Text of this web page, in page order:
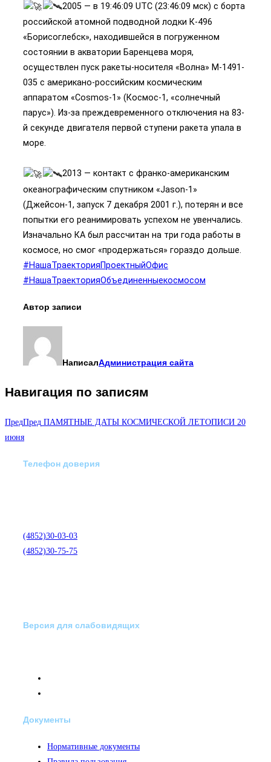
2005 — в 19:46:09 UTC (23:46:09 мск) с борта
российской атомной подводной лодки К-496
«Борисоглебск», находившейся в погруженном
состоянии в акватории Баренцева моря,
осуществлен пуск ракеты-носителя «Волна» M-1491-
035 с американо-российским космическим
аппаратом «Cosmos-1» (Космос-1, «солнечный
парус»). Из-за преждевременного отключения на 83-
й секунде двигателя первой ступени ракета упала в
море.
2013 — контакт с франко-американским
океанографическим спутником «Jason-1»
(Джейсон-1, запуск 7 декабря 2001 г.), потерян и все
попытки его реанимировать успехом не увенчались.
Изначально КА был рассчитан на три года работы в
космосе, но смог «продержаться» гораздо дольше.
#НашаТраекторияПроектныйОфис
#НашаТраекторияОбъединенныекосмосом
Автор записи
НаписалАдминистрация сайта
Навигация по записям
ПредПред ПАМЯТНЫЕ ДАТЫ КОСМИЧЕСКОЙ ЛЕТОПИСИ 20
июня
Телефон доверия
(4852)30-03-03
(4852)30-75-75
Версия для слабовидящих
Документы
Нормативные документы